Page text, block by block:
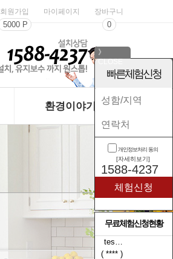
회원가입
5000 P
마이페이지 장바구니
0
환경이야기
》
빠른체험신청
개인정보처리 동의
[자세히보기]
1588-4237
무료체험신청현황
tes…
( **** )